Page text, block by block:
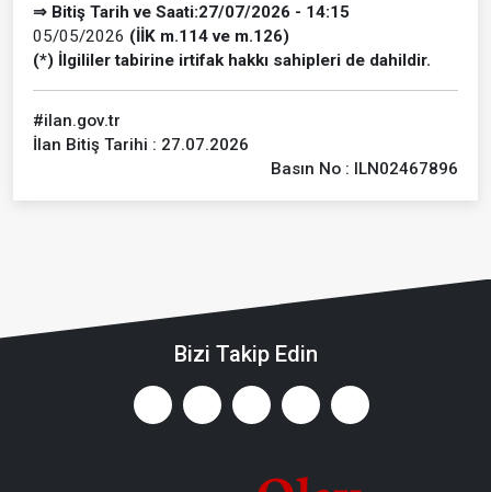
⇒ Bitiş Tarih ve Saati:27/07/2026 - 14:15
05/05/2026 (İİK m.114 ve m.126)
(*) İlgililer tabirine irtifak hakkı sahipleri de dahildir.
#ilan.gov.tr
İlan Bitiş Tarihi : 27.07.2026
Basın No : ILN02467896
Bizi Takip Edin